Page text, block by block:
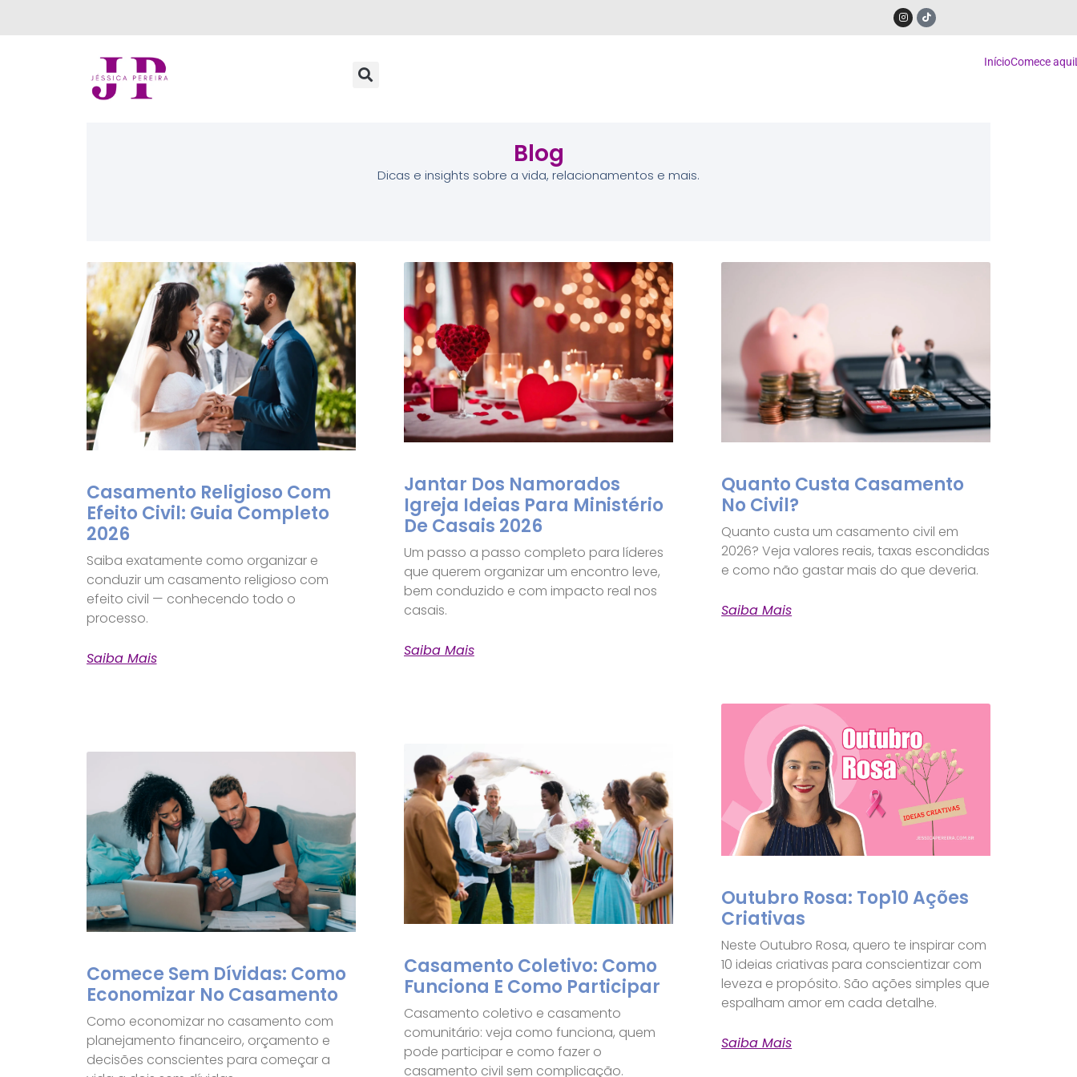
InícioComece aqui
Blog
Dicas e insights sobre a vida, relacionamentos e mais.
Casamento Religioso Com
Efeito Civil: Guia Completo
2026
Saiba exatamente como organizar e
conduzir um casamento religioso com
efeito civil — conhecendo todo o
processo.
Saiba Mais
Jantar Dos Namorados
Igreja Ideias Para Ministério
De Casais 2026
Um passo a passo completo para líderes
que querem organizar um encontro leve,
bem conduzido e com impacto real nos
casais.
Saiba Mais
Quanto Custa Casamento
No Civil?
Quanto custa um casamento civil em
2026? Veja valores reais, taxas escondidas
e como não gastar mais do que deveria.
Saiba Mais
Comece Sem Dívidas: Como
Economizar No Casamento
Como economizar no casamento com
planejamento financeiro, orçamento e
decisões conscientes para começar a
Casamento Coletivo: Como
Funciona E Como Participar
Casamento coletivo e casamento
comunitário: veja como funciona, quem
pode participar e como fazer o
casamento civil sem complicação.
Outubro Rosa: Top10 Ações
Criativas
Neste Outubro Rosa, quero te inspirar com
10 ideias criativas para conscientizar com
leveza e propósito. São ações simples que
espalham amor em cada detalhe.
Saiba Mais